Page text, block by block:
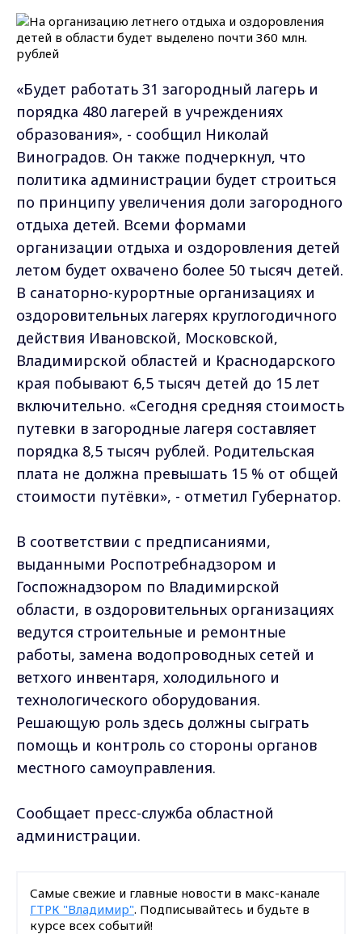
«Будет работать 31 загородный лагерь и
порядка 480 лагерей в учреждениях
образования», - сообщил Николай
Виноградов. Он также подчеркнул, что
политика администрации будет строиться
по принципу увеличения доли загородного
отдыха детей. Всеми формами
организации отдыха и оздоровления детей
летом будет охвачено более 50 тысяч детей.
В санаторно-курортные организациях и
оздоровительных лагерях круглогодичного
действия Ивановской, Московской,
Владимирской областей и Краснодарского
края побывают 6,5 тысяч детей до 15 лет
включительно. «Сегодня средняя стоимость
путевки в загородные лагеря составляет
порядка 8,5 тысяч рублей. Родительская
плата не должна превышать 15 % от общей
стоимости путёвки», - отметил Губернатор.
В соответствии с предписаниями,
выданными Роспотребнадзором и
Госпожнадзором по Владимирской
области, в оздоровительных организациях
ведутся строительные и ремонтные
работы, замена водопроводных сетей и
ветхого инвентаря, холодильного и
технологического оборудования.
Решающую роль здесь должны сыграть
помощь и контроль со стороны органов
местного самоуправления.
Сообщает пресс-служба областной
администрации.
Самые свежие и главные новости в макс-канале
ГТРК "Владимир". Подписывайтесь и будьте в
курсе всех событий!